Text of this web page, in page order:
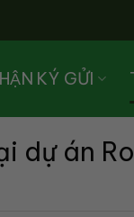
KÝ GỬI
dự án